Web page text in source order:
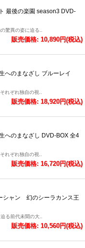
最後の楽園 season3 DVD-
驚異の姿に迫る..
販売価格: 10,890円(税込)
へのまなざし ブルーレイ
れぞれ独自の視..
販売価格: 18,920円(税込)
へのまなざし DVD-BOX 全4
れぞれ独自の視..
販売価格: 16,720円(税込)
シャン 幻のシーラカンス王
る前代未聞の大..
販売価格: 10,560円(税込)